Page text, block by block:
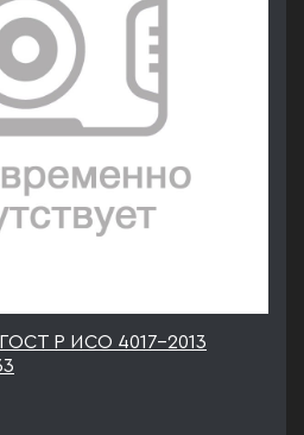
ГОСТ Р ИСО 4017-2013